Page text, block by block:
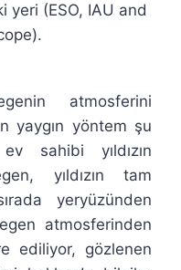
yeri (ESO, IAU and
atmosferini
yaygın yöntem şu
sahibi yıldızın
yıldızın tam
yeryüzünden
atmosferinden
ediliyor, gözlenen